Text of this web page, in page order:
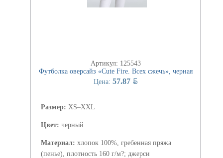
Артикул: 125543
Футболка оверсайз «Cute Fire. Всех сжечь», черная
Цена: 57.87 BYN
Размер: XS–XXL
Цвет: черный
Материал: хлопок 100%, гребенная пряжа
(пенье), плотность 160 г/м?; джерси